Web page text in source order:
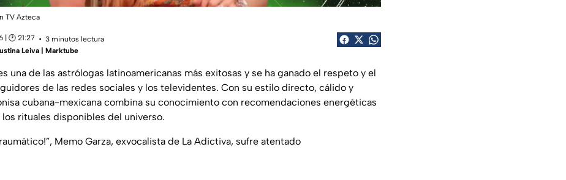
TV Azteca
| 🕑 21:27
3 minutos lectura
Leiva | Marktube
una de las astrólogas latinoamericanas más exitosas y se ha ganado el respeto y el
de las redes sociales y los televidentes. Con su estilo directo, cálido y
cubana-mexicana combina su conocimiento con recomendaciones energéticas
los rituales disponibles del universo.
Memo Garza, exvocalista de La Adictiva, sufre atentado